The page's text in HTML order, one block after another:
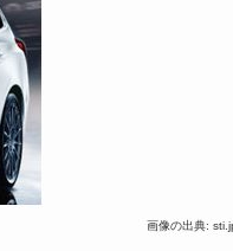
画像の出典: